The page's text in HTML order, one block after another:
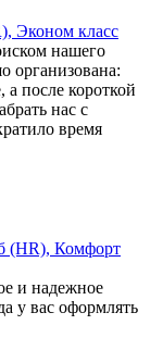
Эконом класс
нашего
организована:
а после короткой
нас с
время
(HR), Комфорт
и надежное
у вас оформлять